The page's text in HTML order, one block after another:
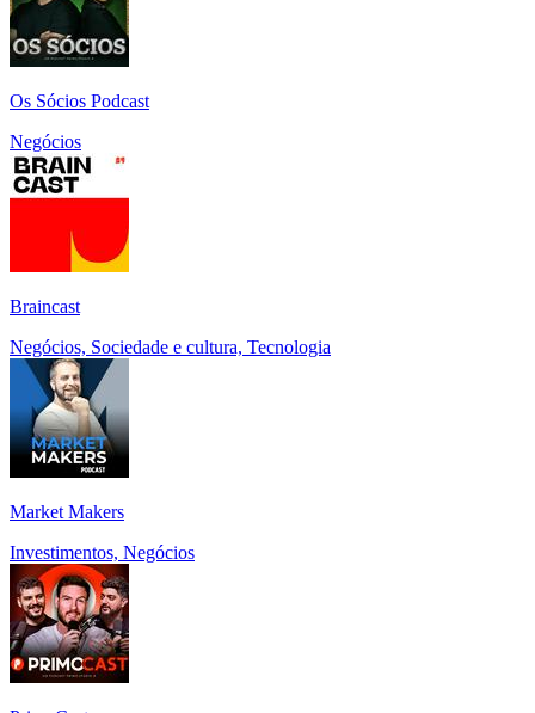
Os Sócios Podcast
Negócios
Braincast
Negócios, Sociedade e cultura, Tecnologia
Market Makers
Investimentos, Negócios